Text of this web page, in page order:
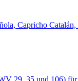
Capricho Catalán,